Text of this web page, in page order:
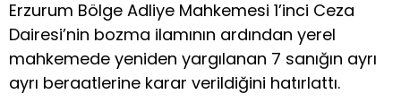
Erzurum Bölge Adliye Mahkemesi 1’inci Ceza
Dairesi’nin bozma ilamının ardından yerel
mahkemede yeniden yargılanan 7 sanığın ayrı
ayrı beraatlerine karar verildiğini hatırlattı.